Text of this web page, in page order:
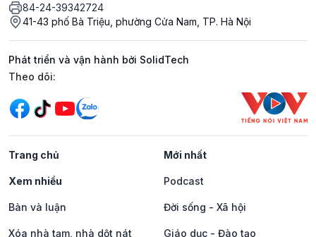
84-24-39342724
41-43 phố Bà Triệu, phường Cửa Nam, TP. Hà Nội
Phát triển và vận hành bởi SolidTech
Mạng xã hội
Theo dõi:
Trang chủ Mới nhất
Xem nhiều Podcast
Bàn và luận Đời sống - Xã hội
Xóa nhà tạm, nhà dột nát Giáo dục - Đào tạo